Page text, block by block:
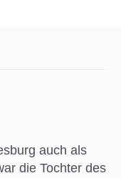
auch als
die Tochter des